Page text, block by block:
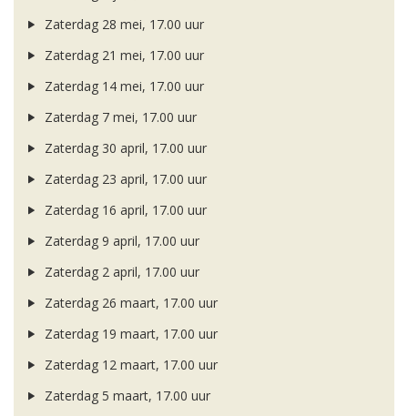
Zaterdag 28 mei, 17.00 uur
Zaterdag 21 mei, 17.00 uur
Zaterdag 14 mei, 17.00 uur
Zaterdag 7 mei, 17.00 uur
Zaterdag 30 april, 17.00 uur
Zaterdag 23 april, 17.00 uur
Zaterdag 16 april, 17.00 uur
Zaterdag 9 april, 17.00 uur
Zaterdag 2 april, 17.00 uur
Zaterdag 26 maart, 17.00 uur
Zaterdag 19 maart, 17.00 uur
Zaterdag 12 maart, 17.00 uur
Zaterdag 5 maart, 17.00 uur